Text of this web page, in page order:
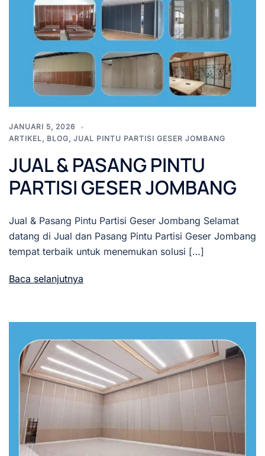
JANUARI 5, 2026
ARTIKEL, BLOG, JUAL PINTU PARTISI GESER JOMBANG
JUAL & PASANG PINTU
PARTISI GESER JOMBANG
Jual & Pasang Pintu Partisi Geser Jombang Selamat
datang di Jual dan Pasang Pintu Partisi Geser Jombang
tempat terbaik untuk menemukan solusi […]
Baca selanjutnya